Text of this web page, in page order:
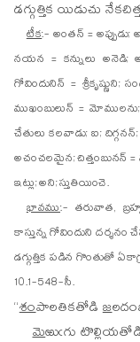
డగ్గుత్తిక యిడుచు
టీక:- అంతన్ = అప్పుడు;
నయన = కన్నులు అనెడి;
గోవిందునిన్ = శ్రీకృష్ణుని;
ముఖంబులున్ =
చేతులు కలవాడు; ఐ;
అచంచలమైన; చిత్తంబునన్
ఇట్లు; అని; స్తుతియించె.
భావము:- తరువాత,
కాస్తున్న గోవిందుని
డగ్గుత్తిక పడిన గొంతుతో
10.1-548-సీ.
“శంపాలతికతోడిజ
మెఱుఁగు